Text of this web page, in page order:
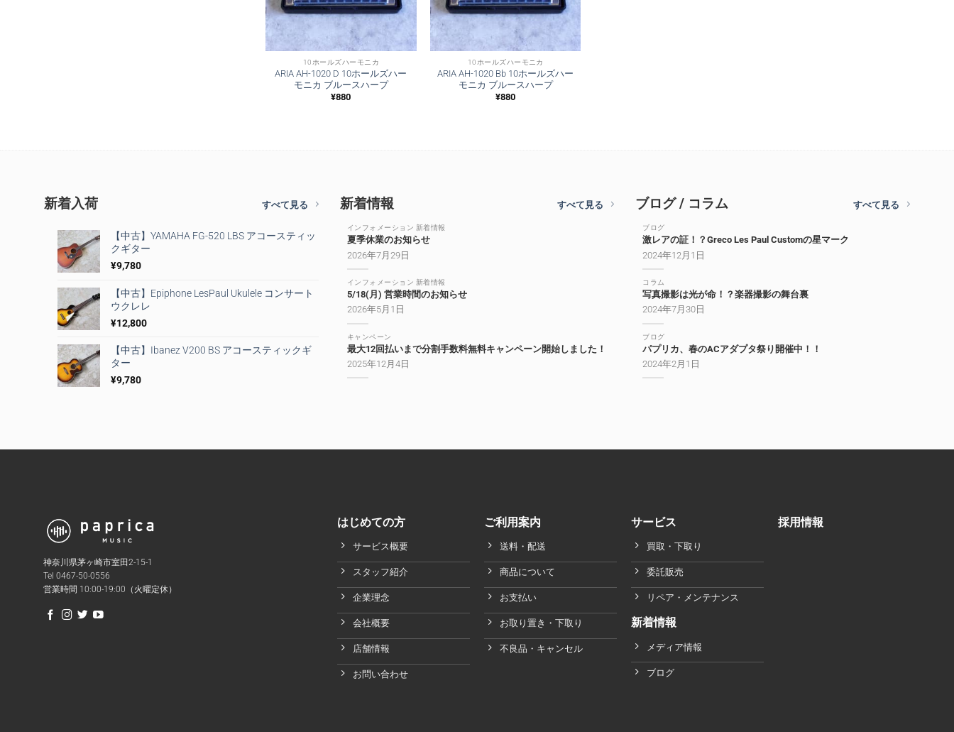
10ホールズハーモニカ
ARIA AH-1020 D 10ホールズハー
モニカ ブルースハープ
¥880
10ホールズハーモニカ
ARIA AH-1020 Bb 10ホールズハー
モニカ ブルースハープ
¥880
新着入荷 すべて見る
【中古】YAMAHA FG-520 LBS アコースティッ
クギター
¥9,780
【中古】Epiphone LesPaul Ukulele コンサート
ウクレレ
¥12,800
【中古】Ibanez V200 BS アコースティックギ
ター
¥9,780
新着情報 すべて見る
インフォメーション 新着情報
夏季休業のお知らせ
2026年7月29日
インフォメーション 新着情報
5/18(月) 営業時間のお知らせ
2026年5月1日
キャンペーン
最大12回払いまで分割手数料無料キャンペーン開始しました！
2025年12月4日
ブログ / コラム すべて見る
ブログ
激レアの証！？Greco Les Paul Customの星マーク
2024年12月1日
コラム
写真撮影は光が命！？楽器撮影の舞台裏
2024年7月30日
ブログ
パプリカ、春のACアダプタ祭り開催中！！
2024年2月1日
神奈川県茅ヶ崎市室田2-15-1
Tel 0467-50-0556
営業時間 10:00-19:00（火曜定休）
はじめての方
サービス概要
スタッフ紹介
企業理念
会社概要
店舗情報
お問い合わせ
ご利用案内
送料・配送
商品について
お支払い
お取り置き・下取り
不良品・キャンセル
サービス
買取・下取り
委託販売
リペア・メンテナンス
新着情報
メディア情報
ブログ
採用情報